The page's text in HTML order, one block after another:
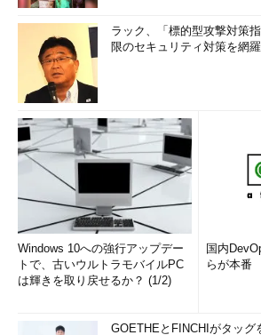
ラック、「標的型攻撃対策
限のセキュリティ対策を網羅
Windows 10への強行アップデー
トで、古いウルトラモバイルPC
は輝きを取り戻せるか？ (1/2)
国内
らが本番
GOETHEとFINCHIがタッグ